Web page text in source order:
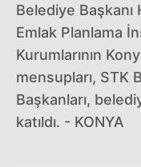
Belediye Başkanı
Emlak Planlama
Kurumlarının
mensupları, STK
Başkanları,
katıldı. - KONYA